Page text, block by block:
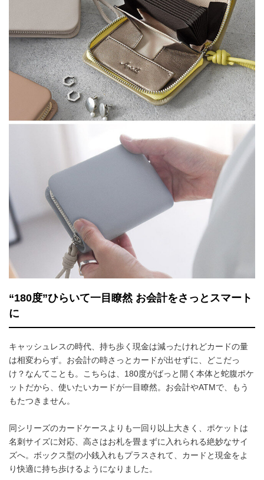
“180度”ひらいて一目瞭然 お会計をさっとスマート
に
キャッシュレスの時代、持ち歩く現金は減ったけれどカードの量
は相変わらず。お会計の時さっとカードが出せずに、どこだっ
け？なんてことも。こちらは、180度がばっと開く本体と蛇腹ポケ
ットだから、使いたいカードが一目瞭然。お会計やATMで、もう
もたつきません。
同シリーズのカードケースよりも一回り以上大きく、ポケットは
名刺サイズに対応、高さはお札を畳まずに入れられる絶妙なサイ
ズへ。ボックス型の小銭入れもプラスされて、カードと現金をよ
り快適に持ち歩けるようになりました。